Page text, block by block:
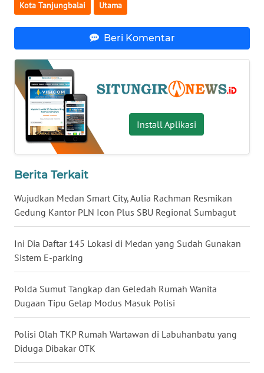
Kota Tanjungbalai Utama
Beri Komentar
Install Aplikasi
Berita Terkait
Wujudkan Medan Smart City, Aulia Rachman Resmikan
Gedung Kantor PLN Icon Plus SBU Regional Sumbagut
Ini Dia Daftar 145 Lokasi di Medan yang Sudah Gunakan
Sistem E-parking
Polda Sumut Tangkap dan Geledah Rumah Wanita
Dugaan Tipu Gelap Modus Masuk Polisi
Polisi Olah TKP Rumah Wartawan di Labuhanbatu yang
Diduga Dibakar OTK
MALUKU
WN
DAIRI
WN
DANAU
TOBA
NIAS
WN
LANGKAT
WN
TAPANULI
SELATAN
WN
LESUNG